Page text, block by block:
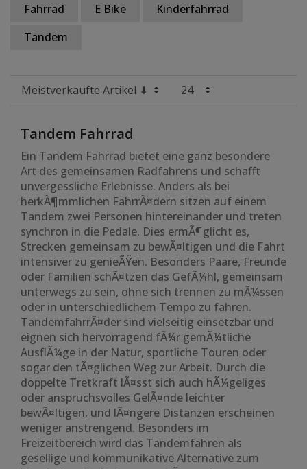
Fahrrad E Bike
Kinderfahrrad
Tandem
Tandem Fahrrad
Ein Tandem Fahrrad bietet eine ganz besondere
Art des gemeinsamen Radfahrens und schafft
unvergessliche Erlebnisse. Anders als bei
herkÃ¶mmlichen FahrrÃ¤dern sitzen auf einem
Tandem zwei Personen hintereinander und treten
synchron in die Pedale. Dies ermÃ¶glicht es,
Strecken gemeinsam zu bewÃ¤ltigen und die Fahrt
intensiver zu genieÃŸen. Besonders Paare, Freunde
oder Familien schÃ¤tzen das GefÃ¼hl, gemeinsam
unterwegs zu sein, ohne sich trennen zu mÃ¼ssen
oder in unterschiedlichem Tempo zu fahren.
TandemfahrrÃ¤der sind vielseitig einsetzbar und
eignen sich hervorragend fÃ¼r gemÃ¼tliche
AusflÃ¼ge in der Natur, sportliche Touren oder
sogar den tÃ¤glichen Weg zur Arbeit. Durch die
doppelte Tretkraft lÃ¤sst sich auch hÃ¼geliges
oder anspruchsvolles GelÃ¤nde leichter
bewÃ¤ltigen, und lÃ¤ngere Distanzen erscheinen
weniger anstrengend. Besonders im
Freizeitbereich wird das Tandemfahren als
gesellige und kommunikative Alternative zum